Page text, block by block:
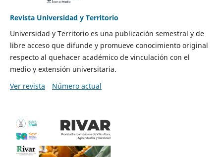
Revista Universidad y Territorio
Universidad y Territorio es una publicación semestral y de
libre acceso que difunde y promueve conocimiento original
respecto al quehacer académico de vinculación con el
medio y extensión universitaria.
Ver revista
Número actual